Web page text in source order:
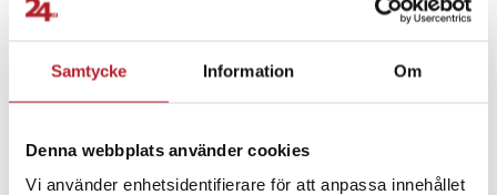
Samtycke Information Om
Denna webbplats använder cookies
Vi använder enhetsidentifierare för att anpassa innehållet
Fortsätt att fynda
Rea 50-99 Kronor Rea Bil- och fordontillbehör